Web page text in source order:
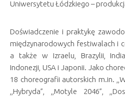
Uniwersytetu Łódzkiego –
Doświadczenie i praktykę
międzynarodowych festiwalach i
a także w Izraelu, Brazylii,
Indonezji, USA i Japonii. Jako
18 choreografii autorskich m.in.
,,Hybryda”, ,,Motyle 2046”,